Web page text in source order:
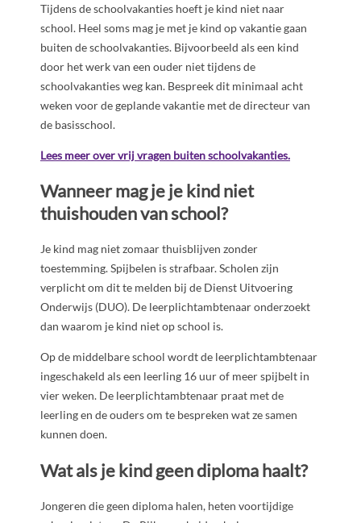
Tijdens de schoolvakanties hoeft je kind niet naar
school. Heel soms mag je met je kind op vakantie gaan
buiten de schoolvakanties. Bijvoorbeeld als een kind
door het werk van een ouder niet tijdens de
schoolvakanties weg kan. Bespreek dit minimaal acht
weken voor de geplande vakantie met de directeur van
de basisschool.
Lees meer over vrij vragen buiten schoolvakanties.
Wanneer mag je je kind niet
thuishouden van school?
Je kind mag niet zomaar thuisblijven zonder
toestemming. Spijbelen is strafbaar. Scholen zijn
verplicht om dit te melden bij de Dienst Uitvoering
Onderwijs (DUO). De leerplichtambtenaar onderzoekt
dan waarom je kind niet op school is.
Op de middelbare school wordt de leerplichtambtenaar
ingeschakeld als een leerling 16 uur of meer spijbelt in
vier weken. De leerplichtambtenaar praat met de
leerling en de ouders om te bespreken wat ze samen
kunnen doen.
Wat als je kind geen diploma haalt?
Jongeren die geen diploma halen, heten voortijdige